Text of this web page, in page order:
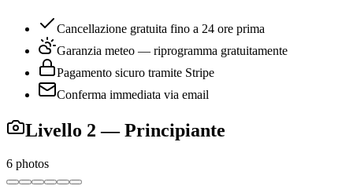
Cancellazione gratuita fino a 24 ore prima
Garanzia meteo — riprogramma gratuitamente
Pagamento sicuro tramite Stripe
Conferma immediata via email
Livello 2 — Principiante
6 photos